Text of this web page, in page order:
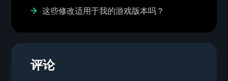
这些修改适用于我的游戏版本吗？
评论